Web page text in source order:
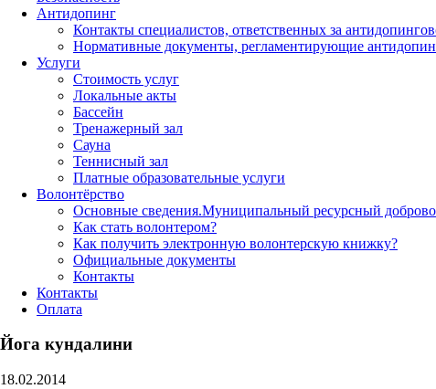
Антидопинг
Контакты специалистов, ответственных за
Нормативные документы, регламентирующие
Услуги
Стоимость услуг
Локальные акты
Бассейн
Тренажерный зал
Сауна
Теннисный зал
Платные образовательные услуги
Волонтёрство
Основные сведения.Муниципальный ресурсный
Как стать волонтером?
Как получить электронную волонтерскую книжку?
Официальные документы
Контакты
Контакты
Оплата
Йога кундалини
18.02.2014